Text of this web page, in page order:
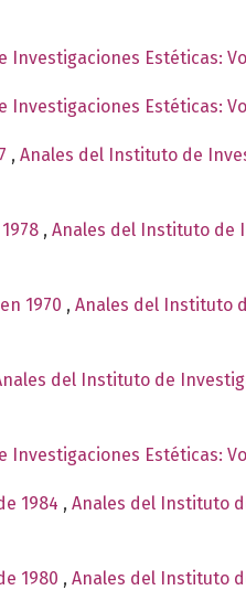
Estéticas:
Estéticas:
, Anales del Instituto de
, Anales del Instituto de
1970 , Anales del Instituto
del Instituto de
Estéticas:
1984 , Anales del Instituto
1980 , Anales del Instituto